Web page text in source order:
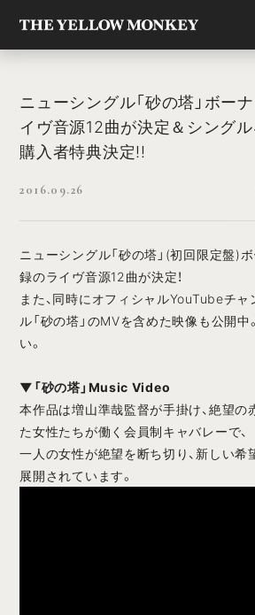
ニューシングル「砂の塔」ボー
イヴ音源12曲が決定＆シング
購入者特典決定!!
2016.09.26
ニューシングル「砂の塔」(初回限定盤)
録のライヴ音源12曲が決定！
また、同時にオフィシャルYouTubeチ
ル「砂の塔」のMVを含めた映像も公開
い。
▼「砂の塔」Music Video
本作品は増山準哉監督が手掛け、絶望
た女性たちが働く会員制キャバレーで、
一人の女性が絶望を断ち切り、新しい
展開されています。